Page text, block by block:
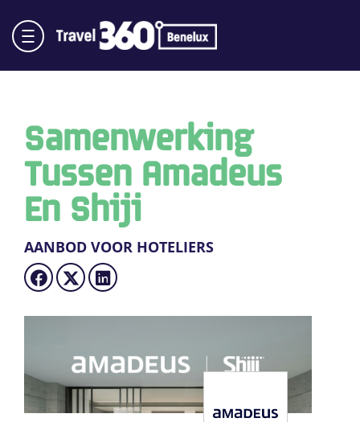
Samenwerking
Tussen Amadeus
En Shiji
AANBOD VOOR HOTELIERS